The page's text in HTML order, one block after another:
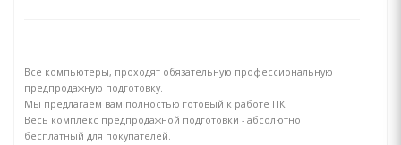
Все компьютеры, проходят обязательную профессиональную
предпродажную подготовку.
Мы предлагаем вам полностью готовый к работе ПК
Весь комплекс предпродажной подготовки - абсолютно
бесплатный для покупателей.